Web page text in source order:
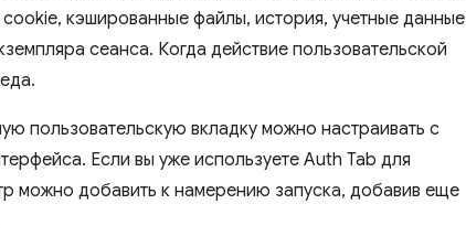
кэшированные файлы, история, учетные данные
сеанса. Когда действие пользовательской
пользовательскую вкладку можно настраивать с
Если вы уже используете Auth Tab для
можно добавить к намерению запуска, добавив еще